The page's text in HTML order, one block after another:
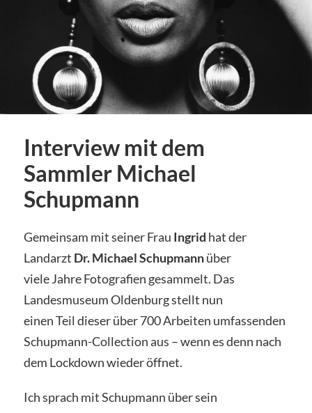
Interview mit dem
Sammler Michael
Schupmann
Gemeinsam mit seiner Frau Ingrid hat der
Landarzt Dr. Michael Schupmannüber
viele Jahre Fotografien gesammelt. Das
Landesmuseum Oldenburg stellt nun
einen Teil dieser über 700 Arbeiten umfassenden
Schupmann-Collection aus – wenn es denn nach
dem Lockdown wieder öffnet.
Ich sprach mit Schupmann über sein